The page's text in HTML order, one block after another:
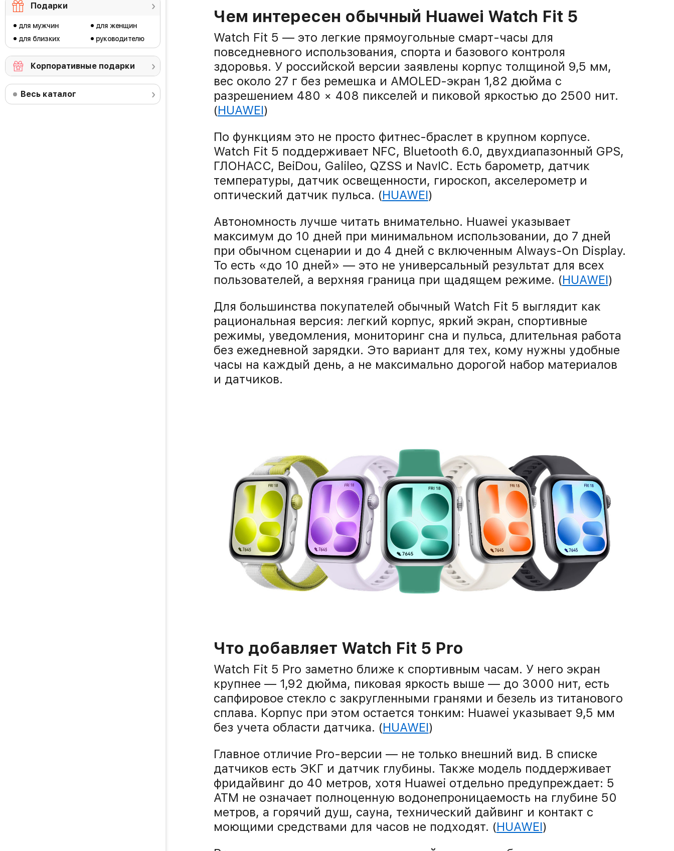
Подарки
для мужчин
для близких
для женщин
руководителю
Корпоративные подарки
Весь каталог
Чем интересен обычный Huawei Watch Fit 5
Watch Fit 5 — это легкие прямоугольные смарт-часы для
повседневного использования, спорта и базового контроля
здоровья. У российской версии заявлены корпус толщиной 9,5 мм,
вес около 27 г без ремешка и AMOLED-экран 1,82 дюйма с
разрешением 480 × 408 пикселей и пиковой яркостью до 2500 нит.
(HUAWEI)
По функциям это не просто фитнес-браслет в крупном корпусе.
Watch Fit 5 поддерживает NFC, Bluetooth 6.0, двухдиапазонный GPS,
ГЛОНАСС, BeiDou, Galileo, QZSS и NavIC. Есть барометр, датчик
температуры, датчик освещенности, гироскоп, акселерометр и
оптический датчик пульса. (HUAWEI)
Автономность лучше читать внимательно. Huawei указывает
максимум до 10 дней при минимальном использовании, до 7 дней
при обычном сценарии и до 4 дней с включенным Always-On Display.
То есть «до 10 дней» — это не универсальный результат для всех
пользователей, а верхняя граница при щадящем режиме. (HUAWEI)
Для большинства покупателей обычный Watch Fit 5 выглядит как
рациональная версия: легкий корпус, яркий экран, спортивные
режимы, уведомления, мониторинг сна и пульса, длительная работа
без ежедневной зарядки. Это вариант для тех, кому нужны удобные
часы на каждый день, а не максимально дорогой набор материалов
и датчиков.
Что добавляет Watch Fit 5 Pro
Watch Fit 5 Pro заметно ближе к спортивным часам. У него экран
крупнее — 1,92 дюйма, пиковая яркость выше — до 3000 нит, есть
сапфировое стекло с закругленными гранями и безель из титанового
сплава. Корпус при этом остается тонким: Huawei указывает 9,5 мм
без учета области датчика. (HUAWEI)
Главное отличие Pro-версии — не только внешний вид. В списке
датчиков есть ЭКГ и датчик глубины. Также модель поддерживает
фридайвинг до 40 метров, хотя Huawei отдельно предупреждает: 5
ATM не означает полноценную водонепроницаемость на глубине 50
метров, а горячий душ, сауна, технический дайвинг и контакт с
моющими средствами для часов не подходят. (HUAWEI)